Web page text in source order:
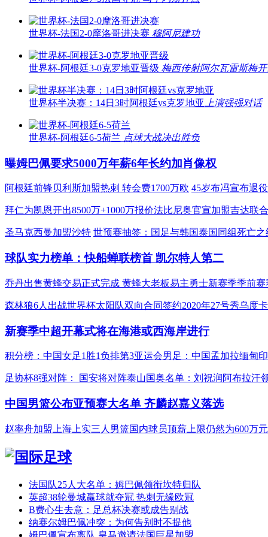
世界杯-法国2-0摩洛哥进决赛 穆阿尼建功
世界杯-阿根廷3-0克罗地亚晋级 梅西传射阿尔瓦雷斯梅
世界杯半决赛：14日3时阿根廷vs克罗地亚 上演强强对话
世界杯-阿根廷6-5荷兰 点球大战决出胜负
曝姆巴佩要求5000万年薪6年长约加肖像权
阿根廷前锋贝利斯加盟热刺 转会费1700万欧 45岁布冯宣布退役
拜仁为凯恩开出8500万+1000万报价法比尼奥官宣加盟吉达联合
圣马克西曼加盟沙特 世预赛抽签：国足与韩国泰国同组死亡之
球队实力榜单：快船蝉联榜首 凯尔特人第二
乔丹出售黄蜂交易正式完成 黄蜂大老板易主勇士新赛季季前赛
森林狼6人出战世界杯太阳队双向合同签约2020年27号秀乌度卡
新赛季中超开幕式将在海港或西海岸进行
积分榜：中国女足1胜1负排第3亚运会男足：中国孟加拉缅甸
足协杯8强对阵： 国安将对阵泰山国奥名单：刘祝润阿布拉汗
中国男篮公布亚预赛大名单 齐麟赵嘉义落选
赵率舟加盟上海上实三人男篮国内球员顶薪上限仍然为600万元
法国队25人大名单：姆巴佩领衔坎特归队
英超38轮曼城赢球就夺冠 热刺无缘欧冠
B费心生去意：足总杯决赛或成告别战
纳赛尔姆巴佩冲突：为何告别时不提他
姆巴佩宣布离队 皇马邀请法国巨星加盟